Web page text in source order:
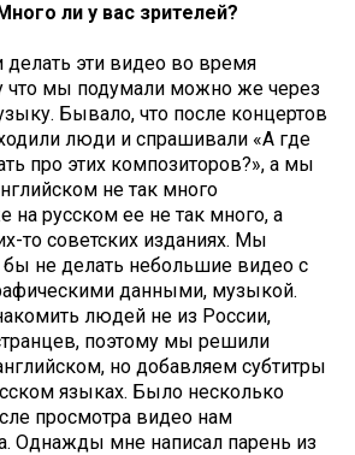
ли у вас зрителей?
эти видео во время
что мы подумали можно же через
Бывало, что после концертов
люди и спрашивали «А где
про этих композиторов?», а мы
не так много
на русском ее не так много, а
то советских изданиях. Мы
не делать небольшие видео с
данными, музыкой.
людей не из России,
поэтому мы решили
но добавляем субтитры
языках. Было несколько
просмотра видео нам
Однажды мне написал парень из